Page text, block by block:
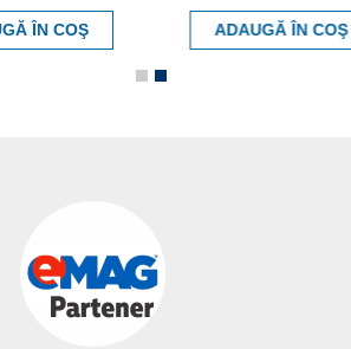
ÎN COŞ ADAUGĂ ÎN COŞ